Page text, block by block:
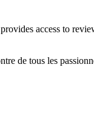
access to
de tous les